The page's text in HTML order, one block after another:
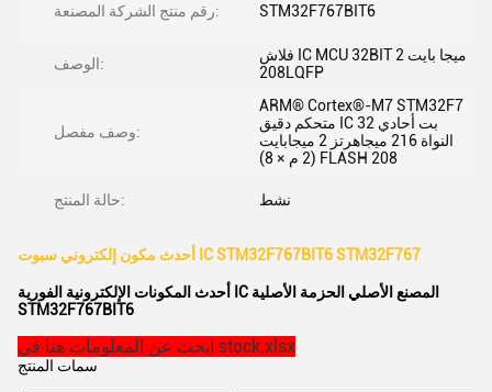
رقم منتج الشركة المصنعة: STM32F767BIT6
الوصف:
فلاش IC MCU 32BIT 2 ميجا بايت
208LQFP
وصف مفصل:
ARM® Cortex®-M7 STM32F7
متحكم دقيق IC 32 بت أحادي
النواة 216 ميجاهرتز 2 ميجابايت
(2 م × 8) FLASH 208
حالة المنتج: نشط
أحدث مكون إلكتروني سبوت IC STM32F767BIT6 STM32F767
أحدث المكونات الإلكترونية الفورية IC المصنع الأصلي الحزمة الأصلية
STM32F767BIT6
ابحث عن المعلومات هنا في stock.xlsx
سمات المنتج